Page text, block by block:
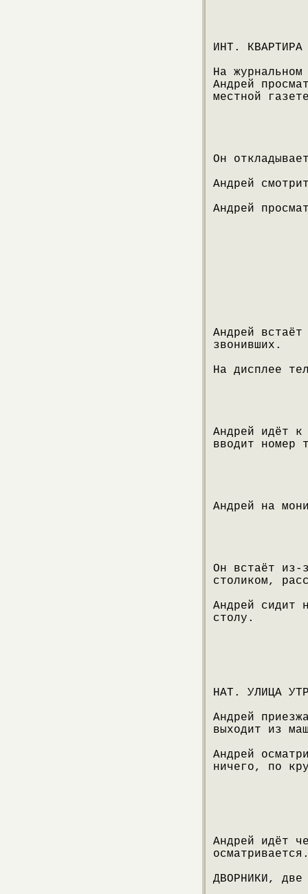
ИНТ. КВАРТИРА
На
Андрей
местной
Он
Андрей
Андрей
Андрей
звонивших.
На дисплее
Андрей идёт к
вводит номер
Андрей на
Он встаёт из-
столиком,
Андрей сидит
столу.
НАТ. УЛИЦА
Андрей
выходит из
Андрей
ничего, по
Андрей идёт
ДВОРНИКИ, две